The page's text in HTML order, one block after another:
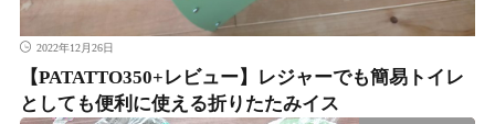
2022年12月26日
【PATATTO350+レビュー】レジャーでも簡易トイレ
としても便利に使える折りたたみイス